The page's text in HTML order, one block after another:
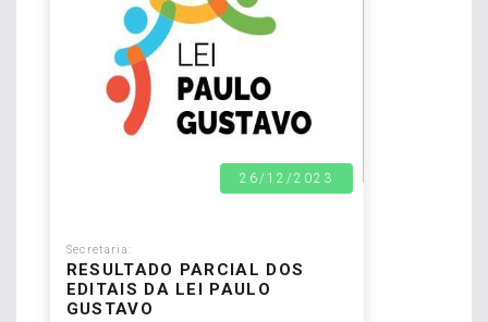
26/12/2023
Secretaria:
RESULTADO PARCIAL DOS
EDITAIS DA LEI PAULO
GUSTAVO